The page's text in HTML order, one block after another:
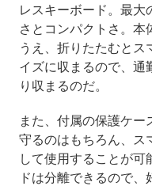
レスキーボード。最大
さとコンパクトさ。
うえ、折りたたむと
イズに収まるので、通
り収まるのだ。
また、付属の保護ケー
守るのはもちろん、ス
して使用することが
ドは分離できるので